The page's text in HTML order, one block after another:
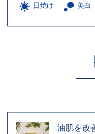
日焼け 美白
油肌を改